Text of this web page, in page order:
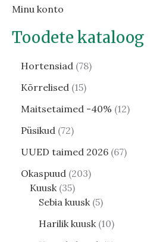
Minu konto
Toodete kataloog
Hortensiad 78
Kõrrelised 15
Maitsetaimed -40% 12
Püsikud 72
UUED taimed 2026 67
Okaspuud 203
Kuusk 35
Sebia kuusk 5
Harilik kuusk 10